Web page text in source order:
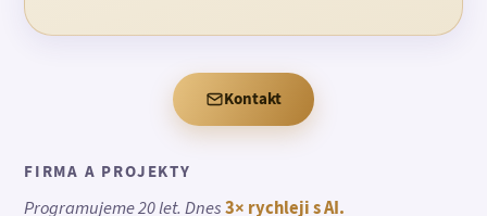
Kontakt
FIRMA A PROJEKTY
Programujeme 20 let. Dnes3× rychleji s AI.